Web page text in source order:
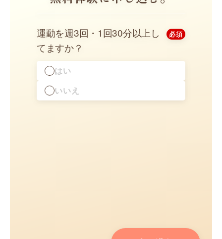
運動を週3回・1回30分以上し
てますか？
必須
はい
いいえ